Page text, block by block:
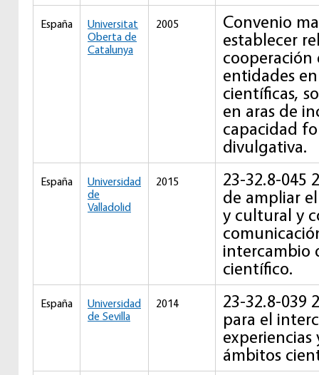
España
Universitat
Oberta de
Catalunya
2005
Convenio
establecer
cooperación
entidades
científicas,
en aras de
capacidad
divulgativa.
España
Universidad
de
Valladolid
2015
23-32.8-045
de ampliar
y cultural y
intercambio
científico.
España
Universidad
de Sevilla
2014
23-32.8-039
para el
experiencias
ámbitos